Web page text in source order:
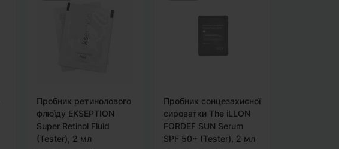
Пробник ретинолового
флюїду EKSEPTION
Super Retinol Fluid
(Tester), 2 мл
Пробник сонцезахисної
сироватки The iLLON
FORDEF SUN Serum
SPF 50+ (Tester), 2 мл